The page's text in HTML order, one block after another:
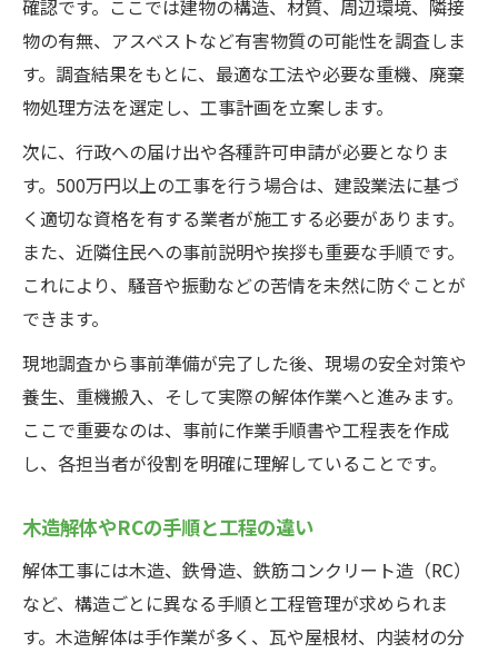
解体工事における担当者の役割と責任範囲
工程表やフローチャートによる業務の見える化
解体工事を可視化する工程表作成の利点
業務見える化で現場の連携を強化する方法
工程表の共有でスムーズな解体工事実現
フローチャート活用術で業務理解を深める
確認です。ここでは建物の構造、材質、周辺環境、隣接
物の有無、アスベストなど有害物質の可能性を調査しま
す。調査結果をもとに、最適な工法や必要な重機、廃棄
物処理方法を選定し、工事計画を立案します。
次に、行政への届け出や各種許可申請が必要となりま
す。500万円以上の工事を行う場合は、建設業法に基づ
く適切な資格を有する業者が施工する必要があります。
また、近隣住民への事前説明や挨拶も重要な手順です。
これにより、騒音や振動などの苦情を未然に防ぐことが
できます。
現地調査から事前準備が完了した後、現場の安全対策や
養生、重機搬入、そして実際の解体作業へと進みます。
ここで重要なのは、事前に作業手順書や工程表を作成
し、各担当者が役割を明確に理解していることです。
木造解体やRCの手順と工程の違い
解体工事には木造、鉄骨造、鉄筋コンクリート造（RC）
など、構造ごとに異なる手順と工程管理が求められま
す。木造解体は手作業が多く、瓦や屋根材、内装材の分